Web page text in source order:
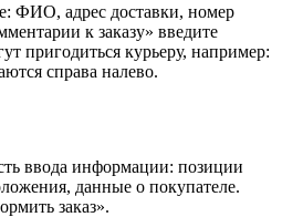
ФИО, адрес доставки, номер
к заказу» введите
пригодиться курьеру, например:
справа налево.
ввода информации: позиции
данные о покупателе.
заказ».